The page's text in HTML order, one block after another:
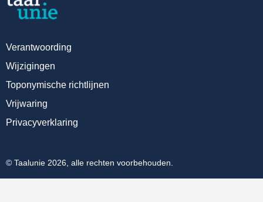
Verantwoording
Wijzigingen
Toponymische richtlijnen
Vrijwaring
Privacyverklaring
© Taalunie 2026, alle rechten voorbehouden.